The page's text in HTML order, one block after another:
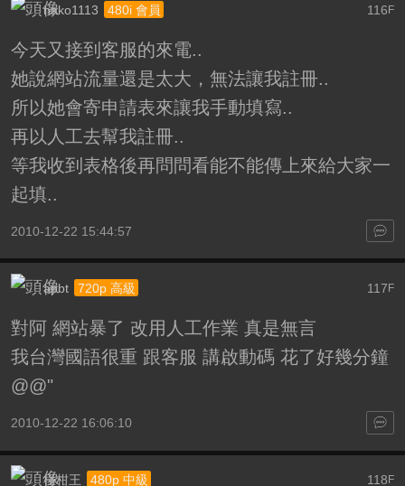
116 F
nako1113 480i 會員
今天又接到客服的來電..
她說網站流量還是太大，無法讓我註冊..
所以她會寄申請表來讓我手動填寫..
再以人工去幫我註冊..
等我收到表格後再問問看能不能傳上來給大家一
起填..
2010-12-22 15:44:57
117 F
apbt 720p 高級
對阿 網站暴了 改用人工作業 真是無言
我台灣國語很重 跟客服 講啟動碼 花了好幾分鐘
@@"
2010-12-22 16:06:10
118 F
椪柑王 480p 中級